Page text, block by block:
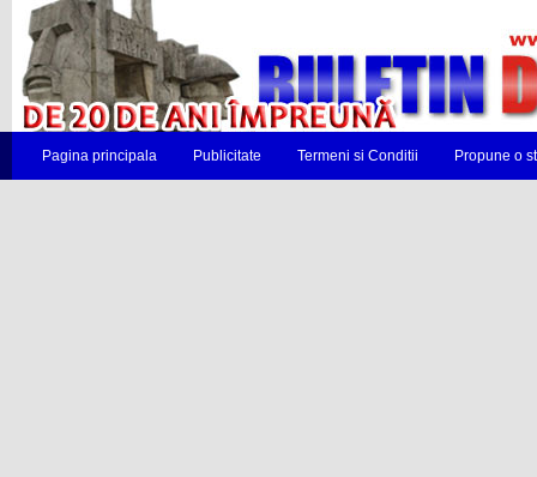
Pagina principala Publicitate Termeni si Conditii Propune o